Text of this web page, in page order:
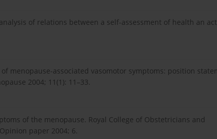
of relations between a self-assessment of health an
menopause-associated vasomotor symptoms: position
2004; 11(1): 11–33.
of the menopause. Royal College of Obstetricians and
paper 2004; 6.